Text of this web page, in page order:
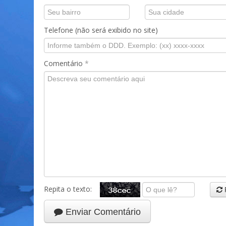
Telefone (não será exibido no site)
Comentário *
Repita o texto:
Enviar Comentário